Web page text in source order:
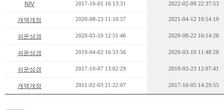
NIV 2017-10-01 16:13:31 2022-02-09 22:37:53
개역개정 2020-08-23 11:10:57 2021-04-12 10:54:19
쉬운성경 2020-03-10 12:51:46 2020-08-22 16:14:28
쉬운성경 2019-04-02 16:53:56 2020-03-10 11:48:28
쉬운성경 2017-10-07 13:02:29 2019-03-23 12:07:41
개역개정 2011-02-03 21:22:07 2017-10-05 14:29:55